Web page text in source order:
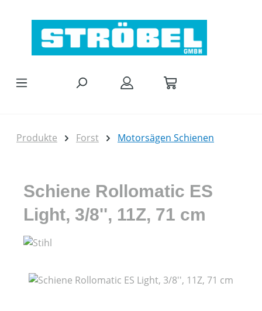
Produkte Forst Motorsägen Schienen
Schiene Rollomatic ES
Light, 3/8'', 11Z, 71 cm
Bildergalerie überspringen